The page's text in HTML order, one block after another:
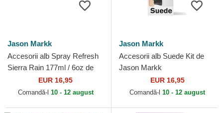
Jason Markk
Accesorii alb Spray Refresh
Sierra Rain 177ml / 6oz de
Jason MarkkEUR 16,95
Comandă-l 10 - 12 august
Jason Markk
Accesorii alb Suede Kit de
Jason Markk
EUR 16,95
Comandă-l 10 - 12 august